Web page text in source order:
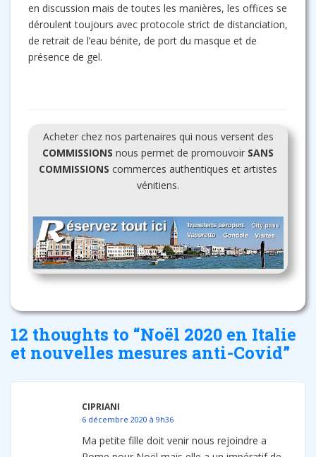
en discussion mais de toutes les manières, les offices se
déroulent toujours avec protocole strict de distanciation,
de retrait de l’eau bénite, de port du masque et de
présence de gel.
Acheter chez nos partenaires qui nous versent des
COMMISSIONS nous permet de promouvoir SANS
COMMISSIONS commerces authentiques et artistes
vénitiens.
12 thoughts to “Noël 2020 en Italie
et nouvelles mesures anti-Covid”
CIPRIANI
6 décembre 2020 à 9h36
Ma petite fille doit venir nous rejoindre a